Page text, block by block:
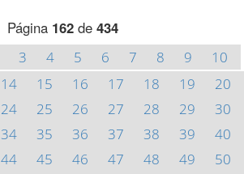
Página 162de 434
3 4 5 6 7 8 9
10
14 15 16 17 18 19
20
24 25 26 27 28 29
30
34 35 36 37 38 39
40
44 45 46 47 48 49
50